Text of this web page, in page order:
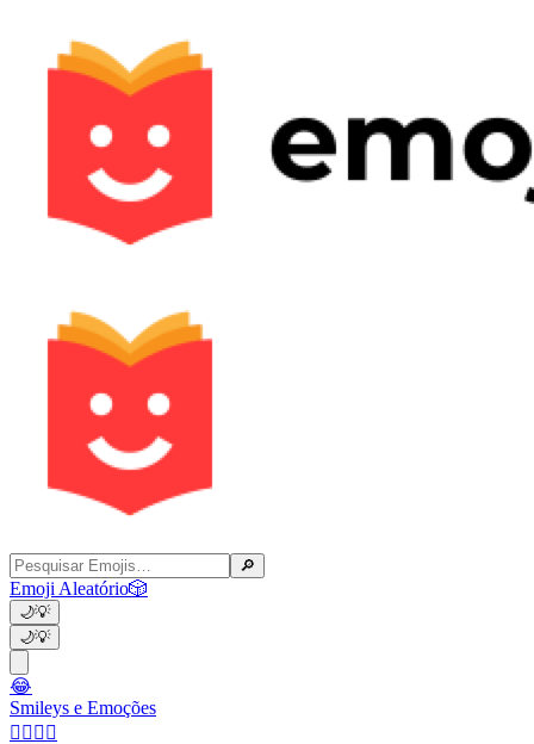
🔎
Emoji Aleatório🎲
🌙💡
🌙💡
😂
Smileys e Emoções
👩‍❤️‍💋‍👨